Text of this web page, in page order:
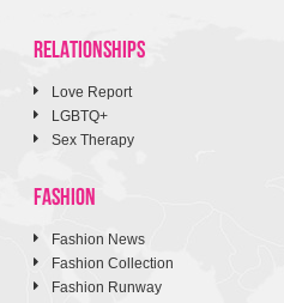
RELATIONSHIPS
Love Report
LGBTQ+
Sex Therapy
FASHION
Fashion News
Fashion Collection
Fashion Runway